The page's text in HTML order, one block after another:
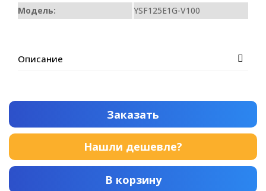
Модель:
YSF125E1G-V100
Описание
Заказать
Нашли дешевле?
В корзину